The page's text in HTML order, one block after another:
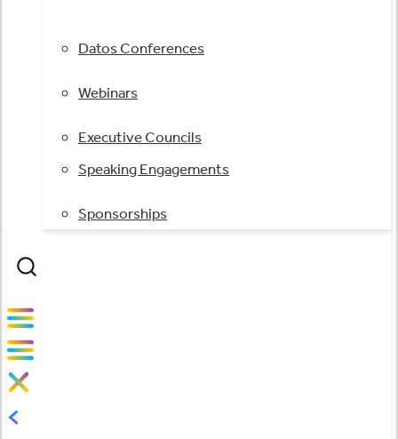
Datos Conferences
Webinars
Executive Councils
Speaking Engagements
Sponsorships